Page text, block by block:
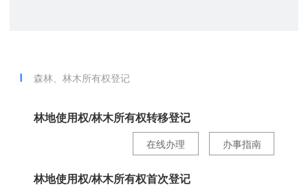
森林、林木所有权登记
林地使用权/林木所有权转移登记
办事指南
在线办理
林地使用权/林木所有权首次登记